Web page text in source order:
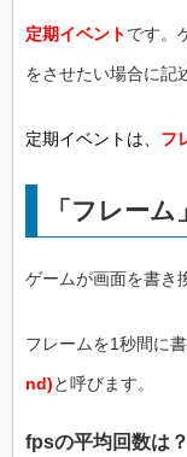
定期イベントです。
をさせたい場合に記
定期イベントは、 フ
「フレーム
ゲームが画面を書き
フレームを1秒間に
nd)と呼びます。
fpsの平均回数は？